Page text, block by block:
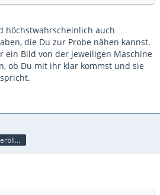
höchstwahrscheinlich auch
die Du zur Probe nähen kannst.
ein Bild von der jeweiligen Maschine
ob Du mit ihr klar kommst und sie
Mitglieder mit gewerblicher Verbindung, auch als Mitarbeiter/in